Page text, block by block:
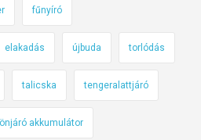
fűnyíró
elakadás újbuda torlódás
talicska tengeralattjáró
önjáró akkumulátor